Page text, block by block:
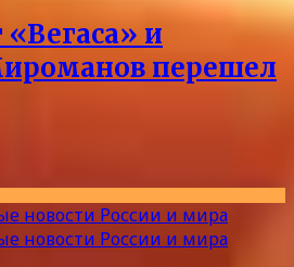
«Вегаса» и
перешел